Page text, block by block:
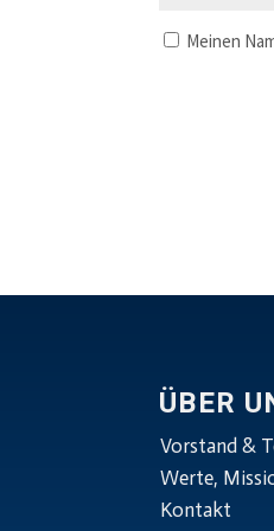
Meinen
ÜBER
Vorstand &
Werte,
Kontakt